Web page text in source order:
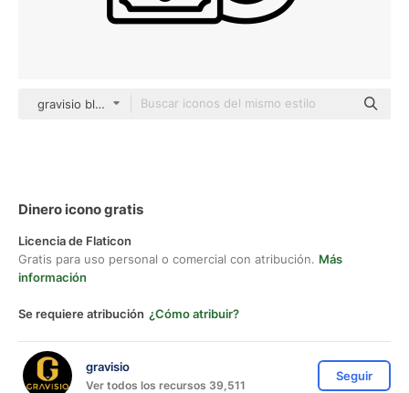
gravisio black outline
Dinero icono gratis
Licencia de Flaticon
Gratis para uso personal o comercial con atribución. Más
información
Se requiere atribución ¿Cómo atribuir?
gravisio
Ver todos los recursos 39,511
Seguir